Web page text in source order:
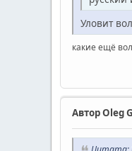
Уловит
какие ещё
АвторOleg